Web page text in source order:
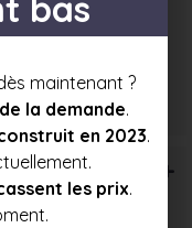
max
000 €
T6+
maintenant ?
la demande.
en 2023.
les prix.